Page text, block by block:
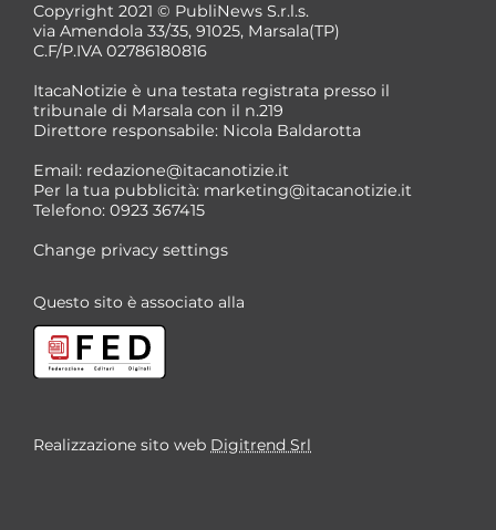
*
Copyright 2021 © PubliNews S.r.l.s.
via Amendola 33/35, 91025, Marsala(TP)
C.F/P.IVA 02786180816
ItacaNotizie è una testata registrata presso il
tribunale di Marsala con il n.219
Direttore responsabile: Nicola Baldarotta
Email: redazione@itacanotizie.it
Per la tua pubblicità: marketing@itacanotizie.it
Telefono: 0923 367415
Change privacy settings
Questo sito è associato alla
Realizzazione sito web Digitrend Srl